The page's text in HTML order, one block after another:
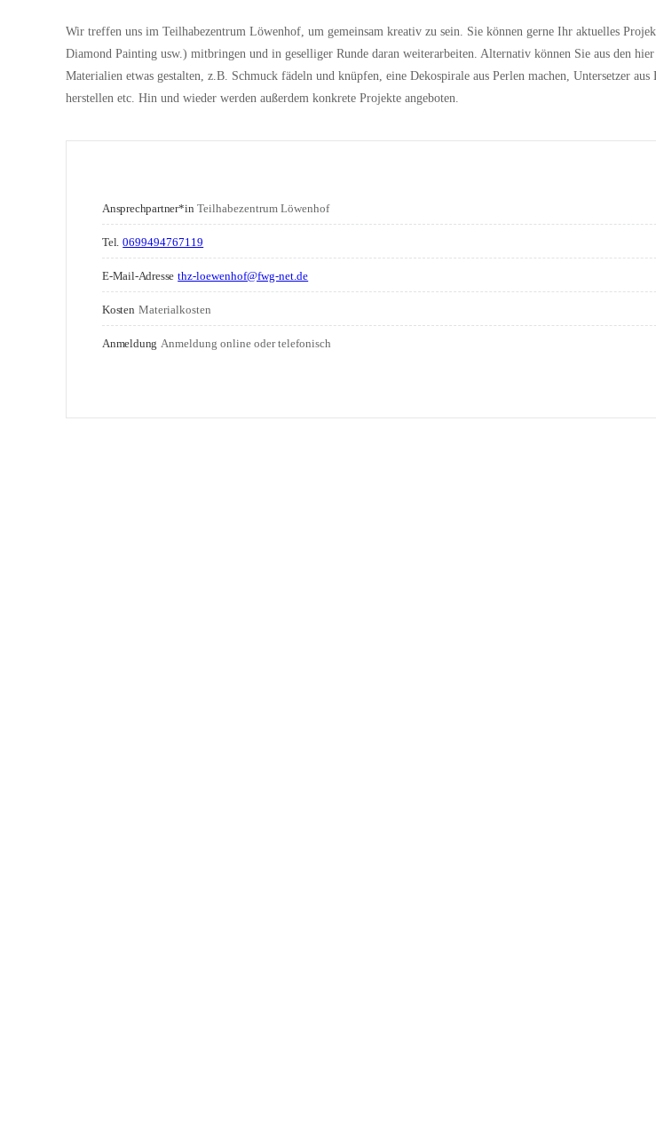
Wir treffen uns im Teilhabezentrum Löwenhof, um gemeinsam kreativ zu sein. Sie können gerne Ihr aktuelles
Diamond Painting usw.) mitbringen und in geselliger Runde daran weiterarbeiten. Alternativ können Sie aus den hier
Materialien etwas gestalten, z.B. Schmuck fädeln und knüpfen, eine Dekospirale aus Perlen machen, Untersetzer aus
herstellen etc. Hin und wieder werden außerdem konkrete Projekte angeboten.
Ansprechpartner*in Teilhabezentrum Löwenhof
Tel. 0699494767119
E-Mail-Adresse thz-loewenhof@fwg-net.de
Kosten Materialkosten
Anmeldung Anmeldung online oder telefonisch